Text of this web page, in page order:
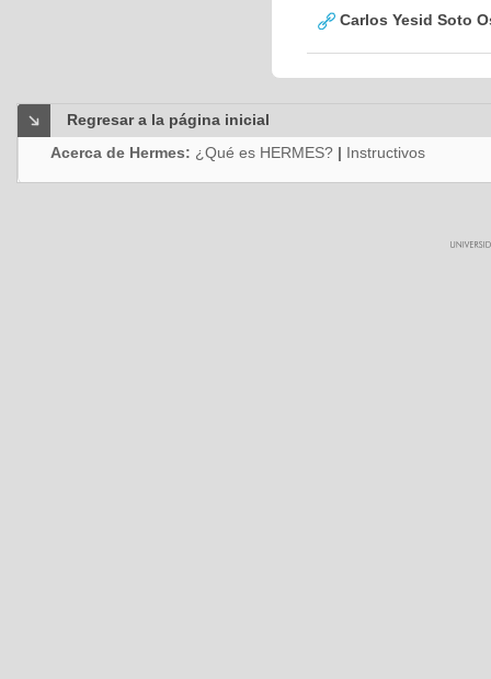
Carlos Yesid Soto
Regresar a la página inicial
Acerca de Hermes: ¿Qué es HERMES? | Instructivos